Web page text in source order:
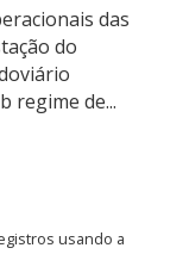
das
do
regime de...
usando a